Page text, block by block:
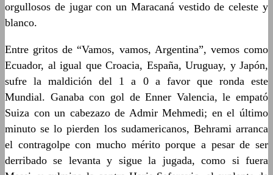
orgullosos de jugar con un Maracaná vestido de celeste y
blanco.
Entre gritos de “Vamos, vamos, Argentina”, vemos como
Ecuador, al igual que Croacia, España, Uruguay, y Japón,
sufre la maldición del 1 a 0 a favor que ronda este
Mundial. Ganaba con gol de Enner Valencia, le empató
Suiza con un cabezazo de Admir Mehmedi; en el último
minuto se lo pierden los sudamericanos, Behrami arranca
el contragolpe con mucho mérito porque a pesar de ser
derribado se levanta y sigue la jugada, como si fuera